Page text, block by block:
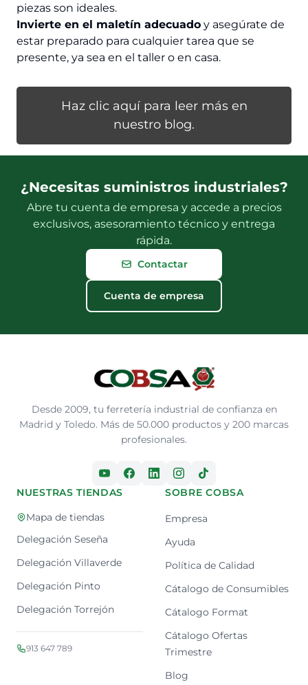
piezas son ideales.
Invierte en el maletín adecuado y asegúrate de
estar preparado para cualquier tarea que se
presente, ya sea en el taller o en casa.
Haz clic aquí para leer más en
nuestro blog.
¿Necesitas suministros industriales?
Abre tu cuenta de empresa y accede a precios
exclusivos, asesoramiento técnico y entrega
rápida.
Contactar
Cuenta de empresa
Desde 2009, tu ferretería industrial de confianza en
Madrid y Toledo. Más de 50.000 productos y 200 marcas
profesionales.
NUESTRAS TIENDAS
Mapa de tiendas
Delegación Seseña
Delegación Villaverde
Delegación Pinto
Delegación Torrejón
913 647 789
SOBRE COBSA
Empresa
Ayuda
Política de Calidad
Cátalogo de Consumibles
Cátalogo Format
Cátalogo Ofertas
Trimestre
Blog